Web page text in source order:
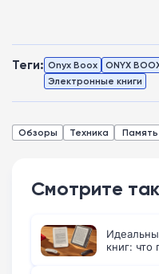
Теги: Onyx Boox
ONYX
Электронные книги
Обзоры Техника Память
Смотрите
книг: что